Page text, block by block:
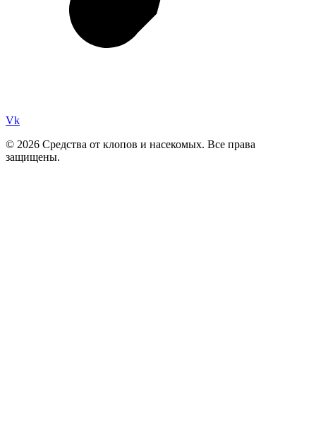
Vk
© 2026 Средства от клопов и насекомых. Все права
защищены.